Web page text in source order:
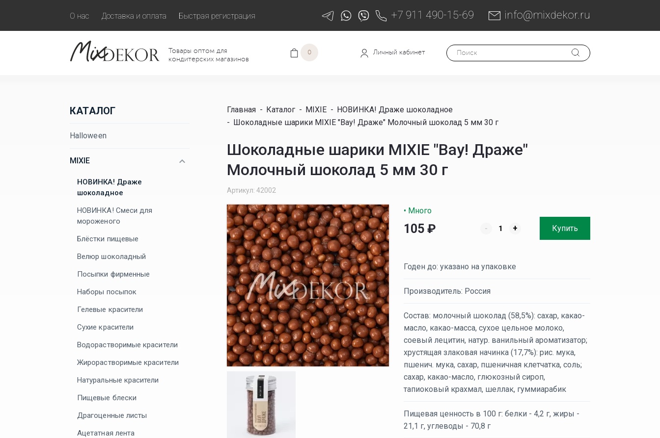
О нас Доставка и оплата Быстрая регистрация +7 911 490-15-69 info@mixdekor.ru
Товары оптом для
кондитерских магазинов
0 Личный кабинет
КАТАЛОГ
Halloween
MIXIE
НОВИНКА! Драже
шоколадное
НОВИНКА! Смеси для
мороженого
Блёстки пищевые
Велюр шоколадный
Посыпки фирменные
Наборы посыпок
Гелевые красители
Сухие красители
Водорастворимые красители
Жирорастворимые красители
Натуральные красители
Пищевые блески
Драгоценные листы
Ацетатная лента
Главная - Каталог - MIXIE - НОВИНКА! Драже шоколадное
- Шоколадные шарики MIXIE "Вау! Драже" Молочный шоколад 5 мм 30 г
Шоколадные шарики MIXIE "Вау! Драже"
Молочный шоколад 5 мм 30 г
Артикул: 42002
• Много
105 ₽ - + Купить
Годен до: указано на упаковке
Производитель: Россия
Состав: молочный шоколад (58,5%): сахар, какао-
масло, какао-масса, сухое цельное молоко,
соевый лецитин, натур. ванильный ароматизатор;
хрустящая злаковая начинка (17,7%): рис. мука,
пшенич. мука, сахар, пшеничная клетчатка, соль;
сахар, какао-масло, глюкозный сироп,
тапиоковый крахмал, шеллак, гуммиарабик
Пищевая ценность в 100 г: белки - 4,2 г, жиры -
21,1 г, углеводы - 70,8 г